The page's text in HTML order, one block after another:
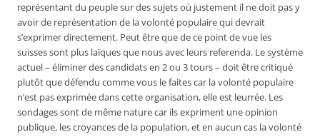
représentant du peuple sur des sujets où justement il ne doit pas y
avoir de représentation de la volonté populaire qui devrait
s’exprimer directement. Peut être que de ce point de vue les
suisses sont plus laïques que nous avec leurs referenda. Le système
actuel – éliminer des candidats en 2 ou 3 tours – doit être critiqué
plutôt que défendu comme vous le faites car la volonté populaire
n’est pas exprimée dans cette organisation, elle est leurrée. Les
sondages sont de même nature car ils expriment une opinion
publique, les croyances de la population, et en aucun cas la volonté